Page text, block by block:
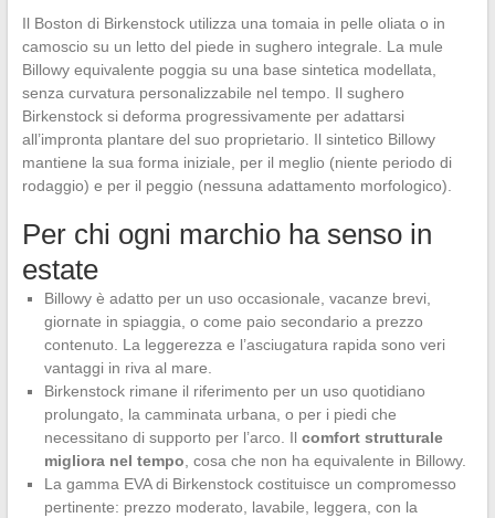
Il Boston di Birkenstock utilizza una tomaia in pelle oliata o in
camoscio su un letto del piede in sughero integrale. La mule
Billowy equivalente poggia su una base sintetica modellata,
senza curvatura personalizzabile nel tempo. Il sughero
Birkenstock si deforma progressivamente per adattarsi
all’impronta plantare del suo proprietario. Il sintetico Billowy
mantiene la sua forma iniziale, per il meglio (niente periodo di
rodaggio) e per il peggio (nessuna adattamento morfologico).
Per chi ogni marchio ha senso in
estate
Billowy è adatto per un uso occasionale, vacanze brevi,
giornate in spiaggia, o come paio secondario a prezzo
contenuto. La leggerezza e l’asciugatura rapida sono veri
vantaggi in riva al mare.
Birkenstock rimane il riferimento per un uso quotidiano
prolungato, la camminata urbana, o per i piedi che
necessitano di supporto per l’arco. Il comfort strutturale
migliora nel tempo, cosa che non ha equivalente in Billowy.
La gamma EVA di Birkenstock costituisce un compromesso
pertinente: prezzo moderato, lavabile, leggera, con la